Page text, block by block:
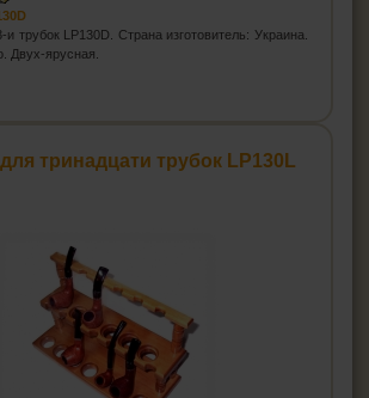
и трубок LP130D. Страна изготовитель: Украина.
Двух-ярусная.
тринадцати трубок LP130L